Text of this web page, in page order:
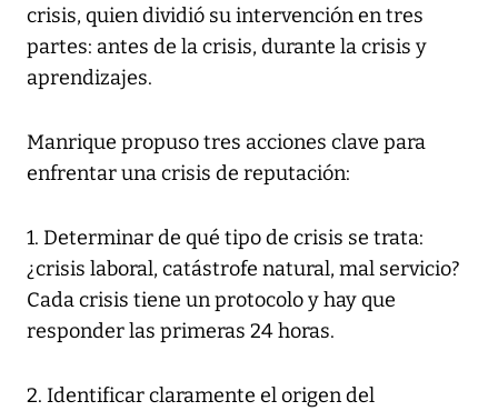
crisis, quien dividió su intervención en tres
partes: antes de la crisis, durante la crisis y
aprendizajes.
Manrique propuso tres acciones clave para
enfrentar una crisis de reputación:
1. Determinar de qué tipo de crisis se trata:
¿crisis laboral, catástrofe natural, mal servicio?
Cada crisis tiene un protocolo y hay que
responder las primeras 24 horas.
2. Identificar claramente el origen del